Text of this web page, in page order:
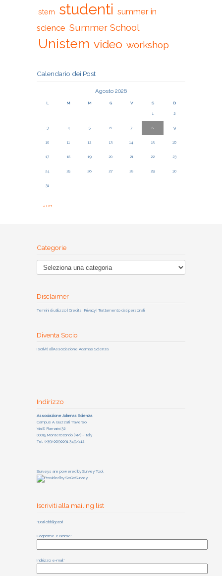
stem studenti summer in
science Summer School
Unistem video workshop
Calendario dei Post
Agosto 2026
L M M G V S D
1 2
3 4 5 6 7 8 9
10 11 12 13 14 15 16
17 18 19 20 21 22 23
24 25 26 27 28 29 30
31
« Ott
Categorie
Disclaimer
Termini di utilizzo | Credits | Privacy | Trattamento dati personali
Diventa Socio
Iscriviti all'Associazione Adamas Scienza
Indirizzo
Associazione Adamas Scienza
Campus A. Buzzati Traverso
Via E. Ramarini 32
00015 Monterotondo (RM) - Italy
Tel: (+39) 0690091 349/412
Surveys are powered by Survey Tool
Iscriviti alla mailing list
*Dati obbligatori
Cognome e Nome*
Indirizzo e-mail*